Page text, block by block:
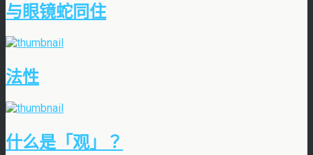
与眼镜蛇同住
法性
什么是「观」？